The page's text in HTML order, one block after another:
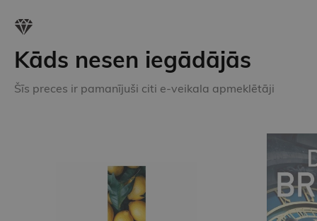
Kāds nesen iegādājās
Šīs preces ir pamanījuši citi e-veikala apmeklētāji